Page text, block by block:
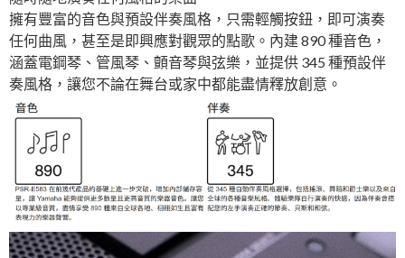
擁有豐富的音色與預設伴奏風格，只需輕觸按鈕，即可演奏
任何曲風，甚至是即興應對觀眾的點歌。內建 890 種音色，
涵蓋電鋼琴、管風琴、顫音琴與弦樂，並提供 345 種預設伴
奏風格，讓您不論在舞台或家中都能盡情釋放創意。